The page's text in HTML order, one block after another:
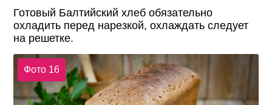
Готовый Балтийский хлеб обязательно
охладить перед нарезкой, охлаждать следует
на решетке.
Фото 16